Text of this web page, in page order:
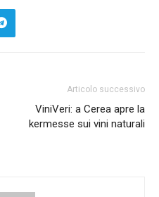
Articolo successivo
ViniVeri: a Cerea apre la
kermesse sui vini naturali